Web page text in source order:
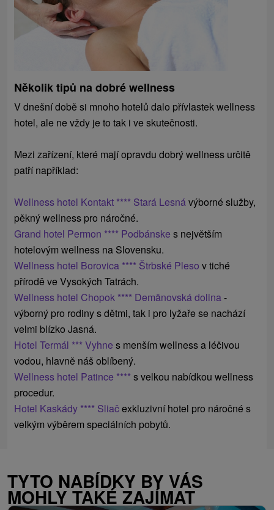
Několik tipů na dobré wellness
V dnešní době si mnoho hotelů dalo přívlastek wellness
hotel, ale ne vždy je to tak i ve skutečnosti.
Mezi zařízení, které mají opravdu dobrý wellness určitě
patří například:
Wellness hotel Kontakt **** Stará Lesnávýborné služby,
pěkný wellness pro náročné.
Grand hotel Permon **** Podbánske s největším
hotelovým wellness na Slovensku.
Wellness hotel Borovica **** Štrbské Pleso v tiché
přírodě ve Vysokých Tatrách.
Wellness hotel Chopok **** Demänovská dolina-
výborný pro rodiny s dětmi, tak i pro lyžaře se nachází
velmi blízko Jasná.
Hotel Termál *** Vyhne s menším wellness a léčivou
vodou, hlavně náš oblíbený.
Wellness hotel Patince **** s velkou nabídkou wellness
procedur.
Hotel Kaskády **** Sliačexkluzivní hotel pro náročné s
velkým výběrem speciálních pobytů.
TYTO NABÍDKY BY VÁS
MOHLY TAKÉ ZAJÍMAT